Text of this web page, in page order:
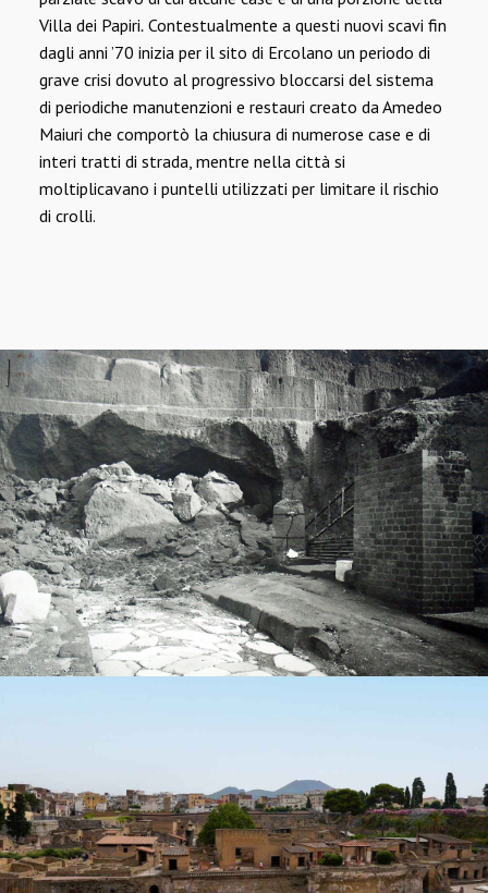
Villa dei Papiri.Contestualmente a questi nuovi scavi fin
dagli anni ’70 inizia per il sito di Ercolano un periodo di
grave crisi dovuto al progressivo bloccarsi del sistema
di periodiche manutenzioni e restauri creato da Amedeo
Maiuri che comportò la chiusura di numerose case e di
interi tratti di strada, mentre nella città si
moltiplicavano i puntelli utilizzati per limitare il rischio
di crolli.